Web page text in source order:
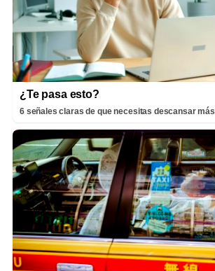
¿Te pasa esto?
6 señales claras de que necesitas descansar más